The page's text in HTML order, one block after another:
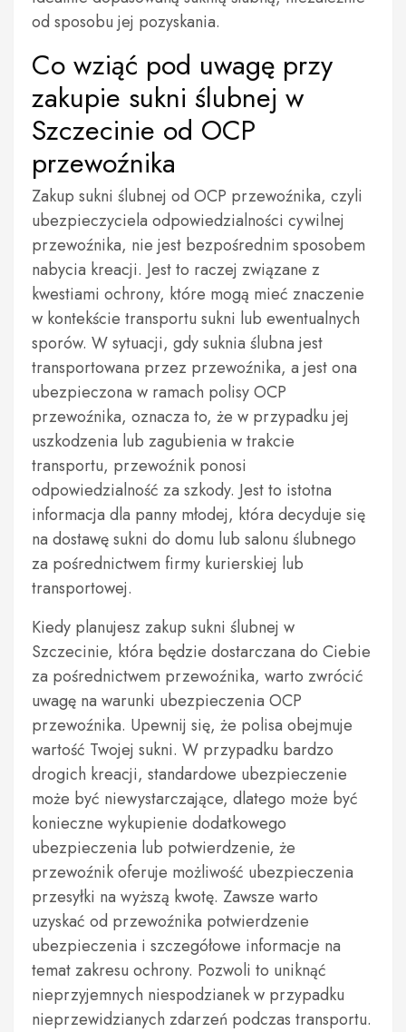
od sposobu jej pozyskania.
Co wziąć pod uwagę przy
zakupie sukni ślubnej w
Szczecinie od OCP
przewoźnika
Zakup sukni ślubnej od OCP przewoźnika, czyli
ubezpieczyciela odpowiedzialności cywilnej
przewoźnika, nie jest bezpośrednim sposobem
nabycia kreacji. Jest to raczej związane z
kwestiami ochrony, które mogą mieć znaczenie
w kontekście transportu sukni lub ewentualnych
sporów. W sytuacji, gdy suknia ślubna jest
transportowana przez przewoźnika, a jest ona
ubezpieczona w ramach polisy OCP
przewoźnika, oznacza to, że w przypadku jej
uszkodzenia lub zagubienia w trakcie
transportu, przewoźnik ponosi
odpowiedzialność za szkody. Jest to istotna
informacja dla panny młodej, która decyduje się
na dostawę sukni do domu lub salonu ślubnego
za pośrednictwem firmy kurierskiej lub
transportowej.
Kiedy planujesz zakup sukni ślubnej w
Szczecinie, która będzie dostarczana do Ciebie
za pośrednictwem przewoźnika, warto zwrócić
uwagę na warunki ubezpieczenia OCP
przewoźnika. Upewnij się, że polisa obejmuje
wartość Twojej sukni. W przypadku bardzo
drogich kreacji, standardowe ubezpieczenie
może być niewystarczające, dlatego może być
konieczne wykupienie dodatkowego
ubezpieczenia lub potwierdzenie, że
przewoźnik oferuje możliwość ubezpieczenia
przesyłki na wyższą kwotę. Zawsze warto
uzyskać od przewoźnika potwierdzenie
ubezpieczenia i szczegółowe informacje na
temat zakresu ochrony. Pozwoli to uniknąć
nieprzyjemnych niespodzianek w przypadku
nieprzewidzianych zdarzeń podczas transportu.